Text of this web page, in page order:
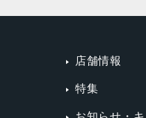
店舗情報
特集